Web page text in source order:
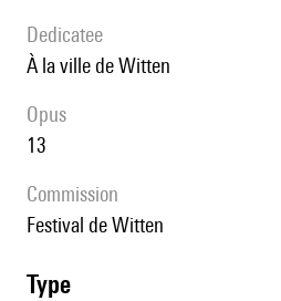
Dedicatee
à la ville de Witten
Opus
13
Commission
Festival de Witten
type